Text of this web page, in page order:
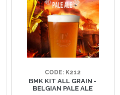
CODE: K212
BMK KIT ALL GRAIN -
BELGIAN PALE ALE